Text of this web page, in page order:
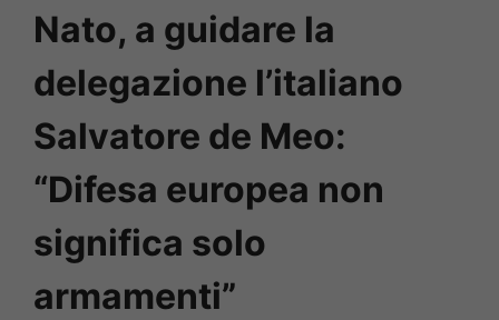
Nato, a guidare la
delegazione l’italiano
Salvatore de Meo:
“Difesa europea non
significa solo
armamenti”